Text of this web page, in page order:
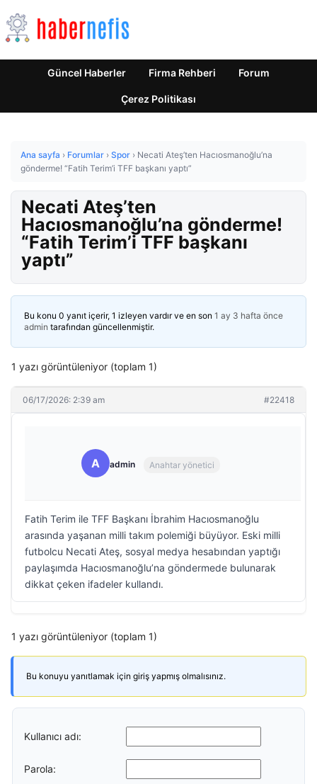
Güncel Haberler Firma Rehberi Forum
Çerez Politikası
Ana sayfa › Forumlar › Spor › Necati Ateş’ten Hacıosmanoğlu’na
gönderme! “Fatih Terim’i TFF başkanı yaptı”
Necati Ateş’ten
Hacıosmanoğlu’na gönderme!
“Fatih Terim’i TFF başkanı
yaptı”
Bu konu 0 yanıt içerir, 1 izleyen vardır ve en son 1 ay 3 hafta önce
admin tarafından güncellenmiştir.
1 yazı görüntüleniyor (toplam 1)
06/17/2026: 2:39 am #22418
A admin Anahtar yönetici
Fatih Terim ile TFF Başkanı İbrahim Hacıosmanoğlu
arasında yaşanan milli takım polemiği büyüyor. Eski milli
futbolcu Necati Ateş, sosyal medya hesabından yaptığı
paylaşımda Hacıosmanoğlu’na göndermede bulunarak
dikkat çeken ifadeler kullandı.
1 yazı görüntüleniyor (toplam 1)
Bu konuyu yanıtlamak için giriş yapmış olmalısınız.
Kullanıcı adı:
Parola: